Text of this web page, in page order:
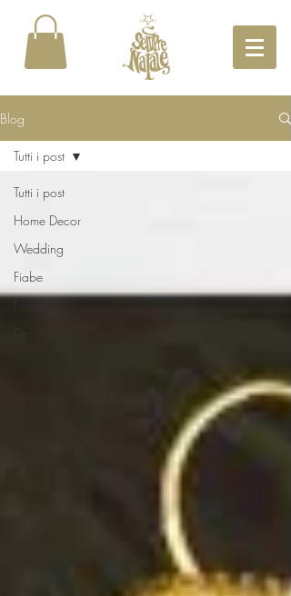
Blog
Tutti i post
Home Decor
Wedding
Fiabe
Tutti i post